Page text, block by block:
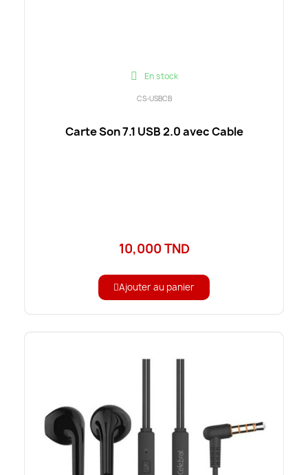
En stock
CS-USBCB
Carte Son 7.1 USB 2.0 avec Cable
10,000 TND
Ajouter au panier